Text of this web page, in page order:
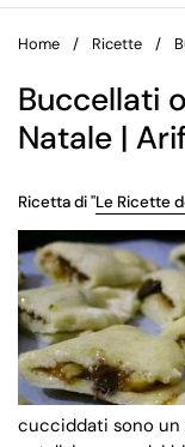
Home / Ricette /
Buccellati
Natale |
Ricetta di "Le Ricette
cucciddati sono un